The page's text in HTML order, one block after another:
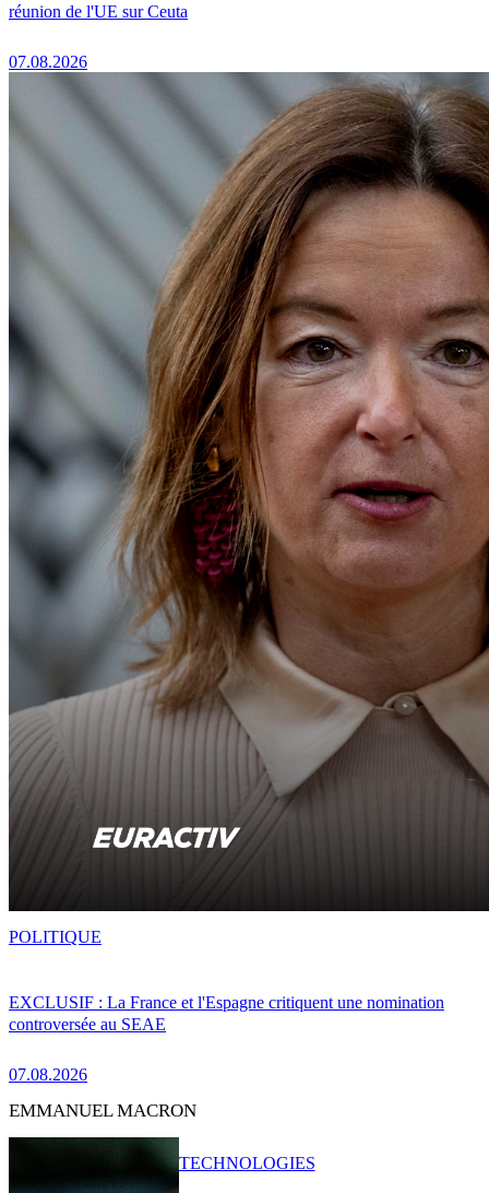
réunion de l'UE sur Ceuta
07.08.2026
EXCLUSIF : La France et l'Espagne critiquent une nomination
controversée au SEAE
07.08.2026
POLITIQUE
EMMANUEL MACRON
TECHNOLOGIES